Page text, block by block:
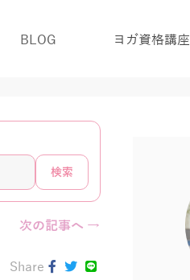
BLOG ヨガ資格講座
検索
次の記事へ →
Share